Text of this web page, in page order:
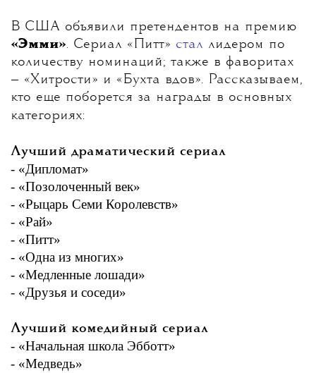
В США объявили претендентов на премию
«Эмми». Сериал «Питт» стал лидером по
количеству номинаций; также в фаворитах
— «Хитрости» и «Бухта вдов». Рассказываем,
кто еще поборется за награды в основных
категориях:
Лучший драматический сериал
- «Дипломат»
- «Позолоченный век»
- «Рыцарь Семи Королевств»
- «Рай»
- «Питт»
- «Одна из многих»
- «Медленные лошади»
- «Друзья и соседи»
Лучший комедийный сериал
- «Начальная школа Эбботт»
- «Медведь»